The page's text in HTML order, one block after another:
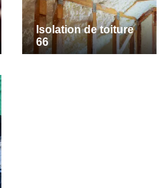
Isolation de toiture
66